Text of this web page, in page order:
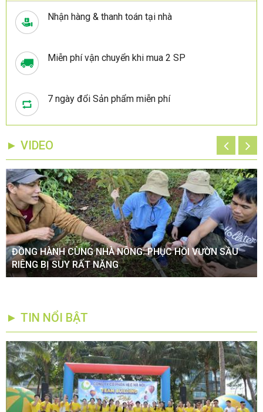
Nhận hàng & thanh toán tại nhà
Miễn phí vận chuyển khi mua 2 SP
7 ngày đổi Sản phẩm miễn phí
► VIDEO
ĐỒNG HÀNH CÙNG NHÀ NÔNG: PHỤC HỒI VƯỜN SẦU
RIÊNG BỊ SUY RẤT NẶNG
► TIN NỔI BẬT